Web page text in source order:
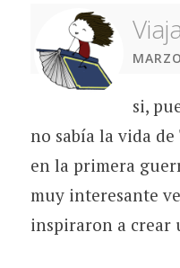
si,
no sabía la vida
en la primera
muy interesante
inspiraron a crear